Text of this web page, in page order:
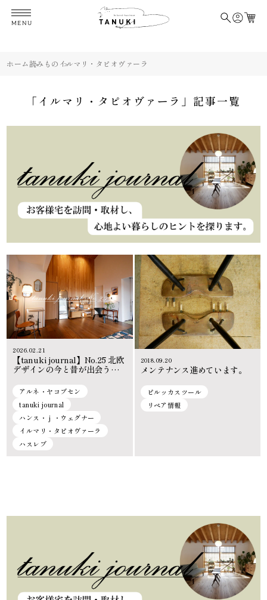
MENU
イルマリ・タピオヴァーライルマリ・タピオヴァーラ
ホーム読みもの イルマリ・タピオヴァーラ
「イルマリ・タピオヴァーラ」記事一覧
【tanuki journal】No.25 北欧
デザインの今と昔が出会う場
深みを添える空間。
2026.02.21
アルネ・ヤコブセン
tanuki journal
ハンス・ｊ・ウェグナー
イルマリ・タピオヴァーラ
ハスレブ
メンテナンス進めています。
2018.09.20
ピルッカスツール
リペア情報